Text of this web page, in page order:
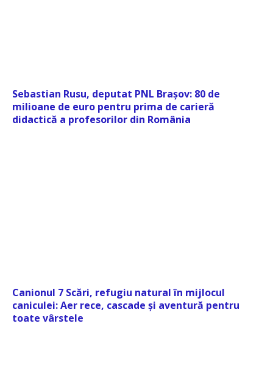
Sebastian Rusu, deputat PNL Brașov: 80 de
milioane de euro pentru prima de carieră
didactică a profesorilor din România
Canionul 7 Scări, refugiu natural în mijlocul
caniculei: Aer rece, cascade și aventură pentru
toate vârstele